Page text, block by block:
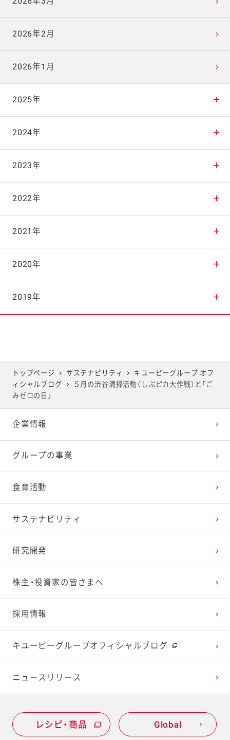
2026年2月
2026年1月
2025年
2025年12月
2025年11月
2025年10月
2025年9月
2025年8月
2025年7月
2025年4月
2025年3月
2025年2月
2024年
2024年12月
2024年11月
2024年10月
2024年9月
2024年8月
2024年5月
2024年4月
2024年3月
2023年
2023年12月
2023年11月
2023年10月
2023年9月
2023年6月
2023年5月
2023年4月
2022年
2022年12月
2022年11月
2022年10月
2022年7月
2022年6月
2022年5月
2021年
2021年12月
2021年11月
2021年8月
2021年7月
2021年6月
2020年
2020年12月
2020年9月
2020年8月
2020年7月
2019年
2019年10月
2019年9月
2019年8月
トップページ サステナビリティ
キユーピーグループ オフ
ィシャルブログ
５月の渋谷清掃活動（しぶピカ大作戦）と「ご
みゼロの日」
企業情報
グループの事業
食育活動
サステナビリティ
研究開発
株主・投資家の皆さまへ
採用情報
キユーピーグループオフィシャルブログ
ニュースリリース
レシピ・商品 Global